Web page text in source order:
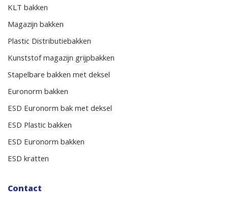
KLT bakken
Magazijn bakken
Plastic Distributiebakken
Kunststof magazijn grijpbakken
Stapelbare bakken met deksel
Euronorm bakken
ESD Euronorm bak met deksel
ESD Plastic bakken
ESD Euronorm bakken
ESD kratten
Contact